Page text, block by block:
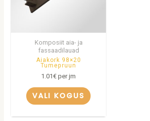
Komposiit aia- ja
fassaadilauad
Aiakork 98×20
Tumepruun
1.01€ per jm
VALI KOGUS